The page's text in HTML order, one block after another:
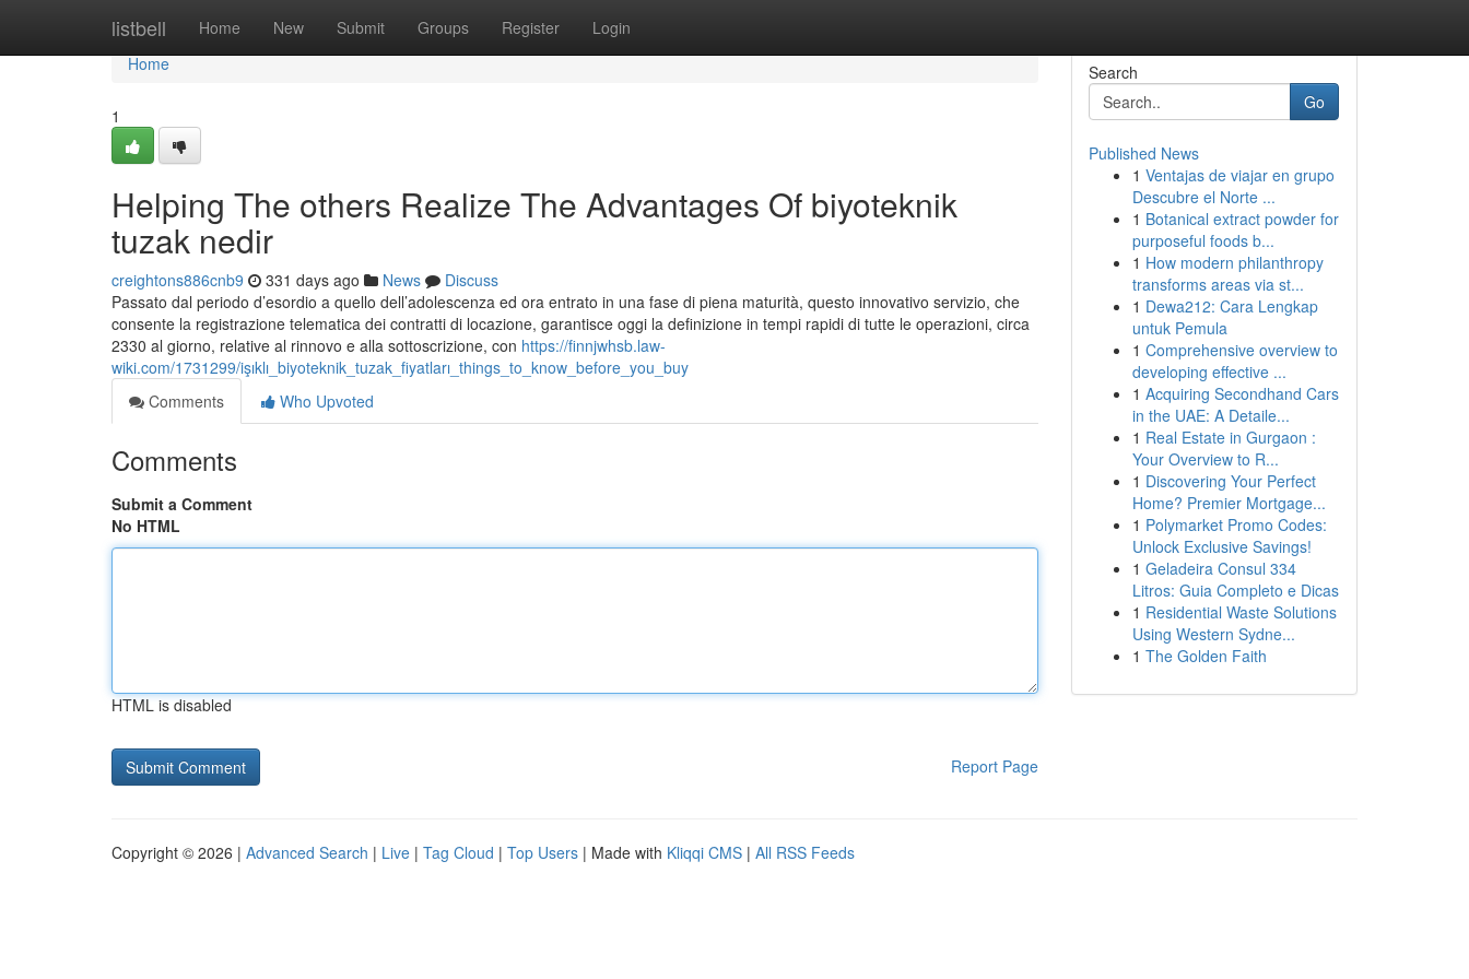
listbell Home New Submit Groups Register Login
Home
Home
1
Helping The others Realize The Advantages Of biyoteknik
tuzak nedir
creightons886cnb9 331 days ago News
Discuss
Passato dal periodo d’esordio a quello dell’adolescenza ed ora entrato in una fase di piena maturità, questo innovativo servizio, che
consente la registrazione telematica dei contratti di locazione, garantisce oggi la definizione in tempi rapidi di tutte le operazioni, circa
2330 al giorno, relative al rinnovo e alla sottoscrizione, con https://finnjwhsb.law-
wiki.com/1731299/işıklı_biyoteknik_tuzak_fiyatları_things_to_know_before_you_buy
Comments
Who Upvoted
Comments
Submit a Comment
No HTML
HTML is disabled
Report Page
Search
Go
Published News
1 Ventajas de viajar en grupo
Descubre el Norte ...
1 Botanical extract powder for
purposeful foods b...
1 How modern philanthropy
transforms areas via st...
1 Dewa212: Cara Lengkap
untuk Pemula
1 Comprehensive overview to
developing effective ...
1 Acquiring Secondhand Cars
in the UAE: A Detaile...
1 Real Estate in Gurgaon :
Your Overview to R...
1 Discovering Your Perfect
Home? Premier Mortgage...
1 Polymarket Promo Codes:
Unlock Exclusive Savings!
1 Geladeira Consul 334
Litros: Guia Completo e Dicas
1 Residential Waste Solutions
Using Western Sydne...
1 The Golden Faith
Copyright © 2026 | Advanced Search | Live | Tag Cloud | Top Users | Made with Kliqqi CMS | All RSS Feeds